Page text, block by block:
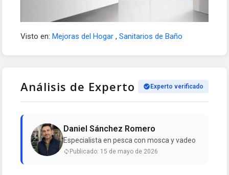
Visto en: Mejoras del Hogar , Sanitarios de Baño
Análisis de Experto Experto verificado
Daniel Sánchez Romero
Especialista en pesca con mosca y vadeo
Publicado: 15 de mayo de 2026